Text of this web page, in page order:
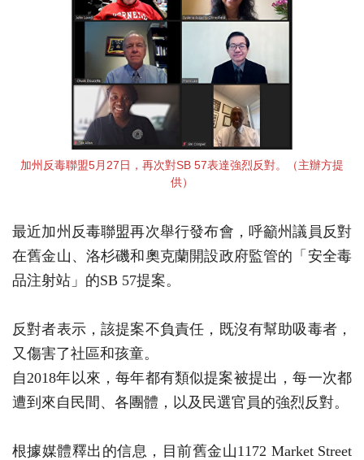
加州反毒聯盟5月27日，再次對SB 57表達強烈反對。（主辦方提
供）
最近加州反毒聯盟再次舉行發布會，呼籲州議員反對
在舊金山、洛杉磯和奧克蘭開設政府監管的「安全毒
品注射站」的SB 57提案。
反對者表示，該提案不負責任，既沒有幫助吸毒者，
又傷害了社區和孩童。
自2018年以來，每年都有類似提案被提出，每一次都
遭到來自民間、各團體，以及民選官員的強烈反對。
根據媒體釋出的信息，目前舊金山1172 Market Street